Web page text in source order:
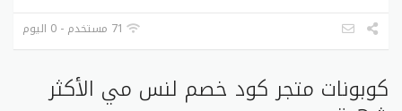
71 مستخدم - 0 اليوم
كوبونات متجر كود خصم لنس مي الأكثر